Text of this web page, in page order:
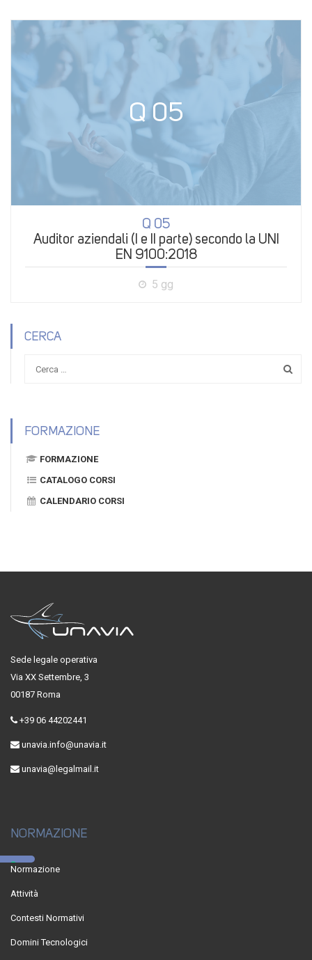
Q 05
Q 05
Auditor aziendali (I e II parte) secondo la UNI
EN 9100:2018
5 gg
CERCA
FORMAZIONE
FORMAZIONE
CATALOGO CORSI
CALENDARIO CORSI
Sede legale operativa
Via XX Settembre, 3
00187 Roma
+39 06 44202441
unavia.info@unavia.it
unavia@legalmail.it
NORMAZIONE
Normazione
Attività
Contesti Normativi
Domini Tecnologici